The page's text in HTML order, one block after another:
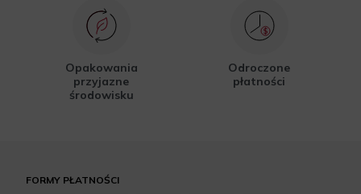
Opakowania
przyjazne
środowisku
Odroczone
płatności
FORMY PŁATNOŚCI